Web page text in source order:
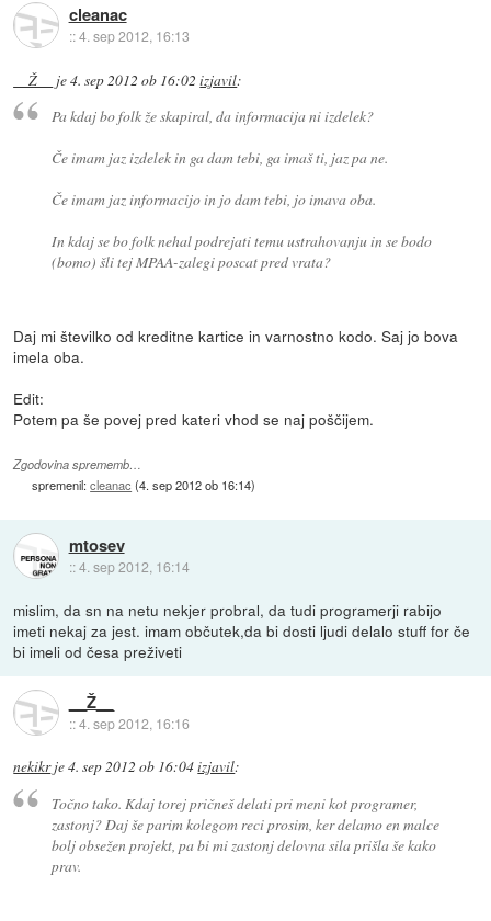
cleanac
::4. sep 2012, 16:13
__Ž__ je4. sep 2012 ob 16:02 izjavil:
Pa kdaj bo folk že skapiral, da informacija ni izdelek?
Če imam jaz izdelek in ga dam tebi, ga imaš ti, jaz pa ne.
Če imam jaz informacijo in jo dam tebi, jo imava oba.
In kdaj se bo folk nehal podrejati temu ustrahovanju in se bodo
(bomo) šli tej MPAA-zalegi poscat pred vrata?
Daj mi številko od kreditne kartice in varnostno kodo. Saj jo bova
imela oba.
Edit:
Potem pa še povej pred kateri vhod se naj poščijem.
Zgodovina sprememb…
spremenil:cleanac (4. sep 2012 ob 16:14)
mtosev
::4. sep 2012, 16:14
mislim, da sn na netu nekjer probral, da tudi programerji rabijo
imeti nekaj za jest. imam občutek,da bi dosti ljudi delalo stuff for če
bi imeli od česa preživeti
__Ž__
::4. sep 2012, 16:16
nekikrje4. sep 2012 ob 16:04izjavil:
Točno tako. Kdaj torej pričneš delati pri meni kot programer,
zastonj? Daj še parim kolegom reci prosim, ker delamo en malce
bolj obsežen projekt, pa bi mi zastonj delovna sila prišla še kako
prav.